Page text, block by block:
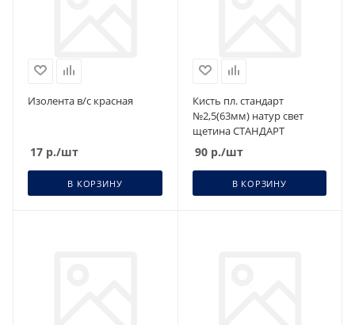
Изолента в/с красная
17 р./шт
В КОРЗИНУ
Кисть пл. стандарт
№2,5(63мм) натур свет
щетина СТАНДАРТ
90р./шт
В КОРЗИНУ